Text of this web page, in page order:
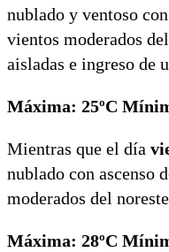
nublado y ventoso
vientos moderados
aisladas e ingreso de
Máxima: 25ºC
Mientras que el día
nublado con ascenso
moderados del
Máxima: 28ºC